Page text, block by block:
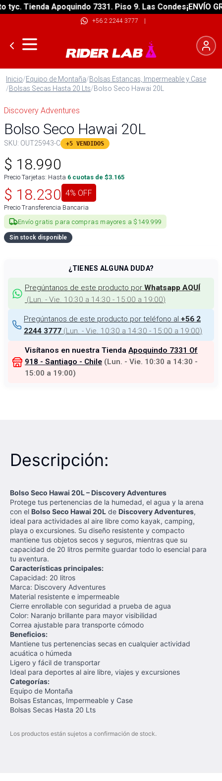
Tienda Apoquindo 7331. Piso 9. Las Condes¡ENVÍO
+56 2 2244 3777 |
Inicio/Equipo de Montaña/Bolsas Estancas, Impermeable y Case
/Bolsas Secas Hasta 20 Lts/Bolso Seco Hawai 20L
Discovery Adventures
Bolso Seco Hawai 20L
SKU: OUT25943-C +5 VENDIDOS
$ 18.990
Precio Tarjetas: Hasta 6 cuotas de $3.165
$ 18.230 4% OFF
Precio Transferencia Bancaria
Envío gratis para compras mayores a $149.999
Sin stock disponible
¿TIENES ALGUNA DUDA?
Pregúntanos de este producto por Whatsapp AQUÍ
(Lun. - Vie. 10:30 a 14:30 - 15:00 a 19:00)
Pregúntanos de este producto por teléfono al +56 2
2244 3777 (Lun. - Vie. 10:30 a 14:30 - 15:00 a 19:00)
Visítanos en nuestra Tienda Apoquindo 7331 Of
918 - Santiago - Chile (Lun. - Vie. 10:30 a 14:30 -
15:00 a 19:00)
Descripción:
Bolso Seco Hawai 20L – Discovery Adventures
Protege tus pertenencias de la humedad, el agua y la arena
con el Bolso Seco Hawai 20L de Discovery Adventures,
ideal para actividades al aire libre como kayak, camping,
playa o excursiones. Su diseño resistente y compacto
mantiene tus objetos secos y seguros, mientras que su
capacidad de 20 litros permite guardar todo lo esencial para
tu aventura.
Características principales:
Capacidad: 20 litros
Marca: Discovery Adventures
Material resistente e impermeable
Cierre enrollable con seguridad a prueba de agua
Color: Naranjo brillante para mayor visibilidad
Correa ajustable para transporte cómodo
Beneficios:
Mantiene tus pertenencias secas en cualquier actividad
acuática o húmeda
Ligero y fácil de transportar
Ideal para deportes al aire libre, viajes y excursiones
Categorías:
Equipo de Montaña
Bolsas Estancas, Impermeable y Case
Bolsas Secas Hasta 20 Lts
Los productos están sujetos a confirmación de stock.